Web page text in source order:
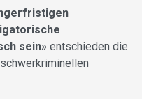
sein» entschieden die